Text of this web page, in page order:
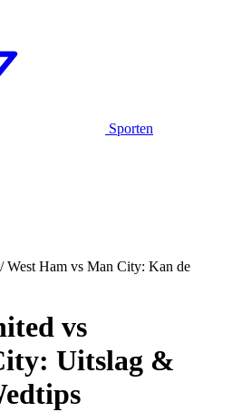
Sporten
/ West Ham vs Man City: Kan de
vs
Uitslag &